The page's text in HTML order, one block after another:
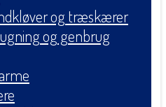
og træskærer
og genbrug